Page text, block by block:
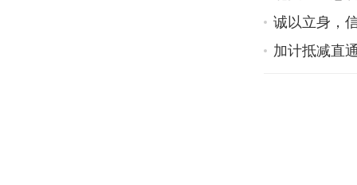
诚以立身，
加计抵减直